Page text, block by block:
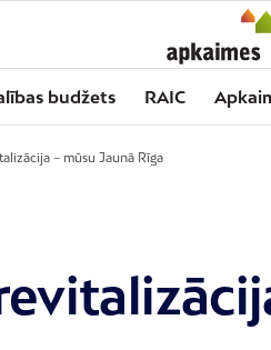
budžets RAIC
– mūsu Jaunā Rīga